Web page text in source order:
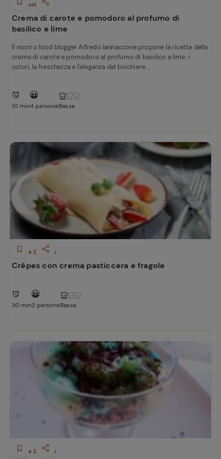
Antipasti
Crema di carote e pomodoro al profumo di
basilico e lime
Il nostro food blogger Alfredo Iannaccone propone la ricetta della
crema di carote e pomodoro al profumo di basilico e lime: i
colori, la freschezza e l'eleganza del bicchiere...
10 min4 personeBassa
Dolci e Dessert
Crêpes con crema pasticcera e fragole
30 min2 personeBassa
Dolci e Dessert